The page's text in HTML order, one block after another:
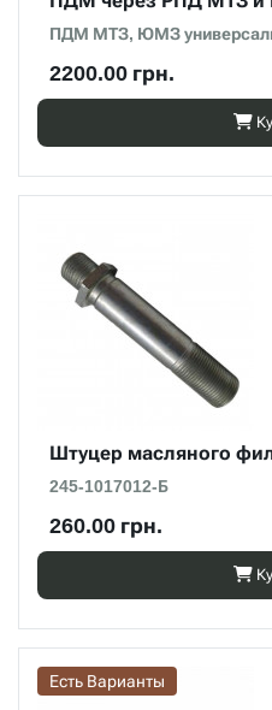
ПДМ МТЗ, ЮМЗ
2200.00 грн.
Штуцер масляного
245-1017012-Б
260.00 грн.
Есть Варианты